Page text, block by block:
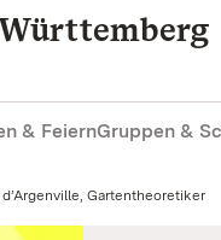
& FeiernGruppen &
Gartentheoretiker